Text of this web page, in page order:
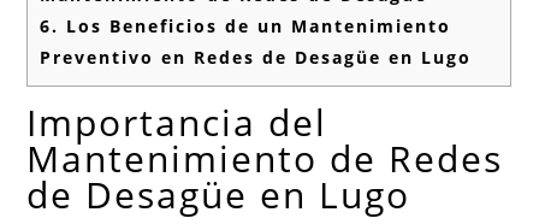
6. Los Beneficios de un Mantenimiento
Preventivo en Redes de Desagüe en Lugo
Importancia del
Mantenimiento de Redes
de Desagüe en Lugo